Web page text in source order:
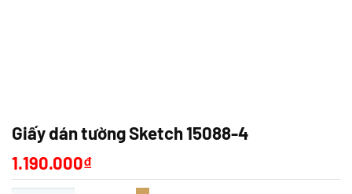
Giấy dán tường Sketch 15088-4
1.190.000₫